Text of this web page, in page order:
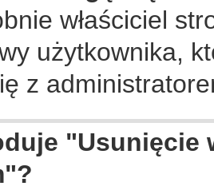
właściciel
użytkownika,
z